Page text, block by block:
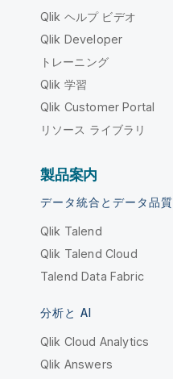
Qlik ヘルプ ビデオ
Qlik Developer
トレーニング
Qlik 学習
Qlik Customer Portal
リソース ライブラリ
製品案内
データ統合とデータ品質
Qlik Talend
Qlik Talend Cloud
Talend Data Fabric
分析と AI
Qlik Cloud Analytics
Qlik Answers